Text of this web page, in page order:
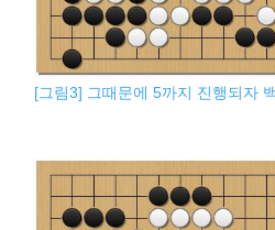
[그림3] 그때문에 5까지 진행되자